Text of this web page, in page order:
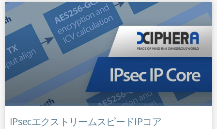
IPsecエクストリームスピードIPコア